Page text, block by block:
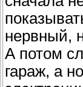
нервный,
А потом
гараж, а